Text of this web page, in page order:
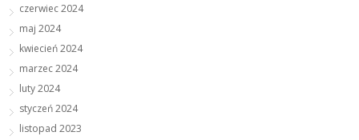
czerwiec 2024
maj 2024
kwiecień 2024
marzec 2024
luty 2024
styczeń 2024
listopad 2023